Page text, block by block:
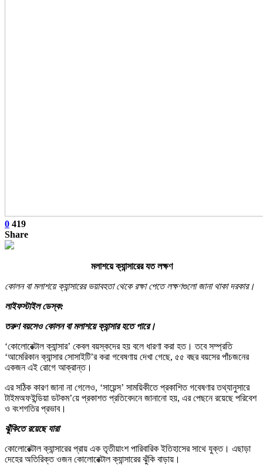
0 419
Share
মলাশয়ে ক্যান্সারের যত লক্ষণ
কোলন বা মলাশয়ে ক্যান্সারের ভয়াবহতা থেকে রক্ষা পেতে লক্ষণগুলো জানা থাকা দরকার।
লাইফস্টাইল ডেস্ক:
তরুণ বয়সেও কোলন বা মলাশয়ে ক্যান্সার হতে পারে।
‘কোলোরেক্টাল ক্যান্সার’ কেবল বয়স্কদের হয় বলে ধারণা করা হত। তবে সম্প্রতি
‘আমেরিকান ক্যান্সার সোসাইটি’র করা গবেষণায় দেখা গেছে, ৫৫ বছর বয়সের পাঁচজনের
একজন এই রোগে আক্রান্ত।
এর সঠিক কারণ জানা না গেলেও, ‘সায়েন্স’ সাময়িকীতে প্রকাশিত গবেষণার তথ্যানুসারে
টাইমঅফইন্ডিয়া ডটকম’য়ে প্রকাশত প্রতিবেদনে জানানো হয়, এর পেছনে রয়েছে পরিবেশ
ও বংশগতির প্রভাব।
ঝুঁকিতে রয়েছে যারা
কোলোরেক্টাল ক্যান্সারের প্রায় এক তৃতীয়াংশ পারিবারিক ইতিহাসের সাথে যুক্ত। এছাড়া
দেহের অতিরিক্ত ওজন কোলোরেক্টাল ক্যান্সারের ঝুঁকি বাড়ায়।